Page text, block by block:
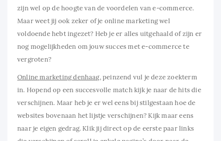
zijn wel op de hoogte van de voordelen van e-commerce.
Maar weet jij ook zeker of je online marketing wel
voldoende hebt ingezet? Heb je er alles uitgehaald of zijn er
nog mogelijkheden om jouw succes met e-commerce te
vergroten?
Online marketing denhaag, peinzend vul je deze zoekterm
in. Hopend op een succesvolle match kijk je naar de hits die
verschijnen. Maar heb je er wel eens bij stilgestaan hoe de
websites bovenaan het lijstje verschijnen? Kijk maar eens
naar je eigen gedrag. Klik jij direct op de eerste paar links